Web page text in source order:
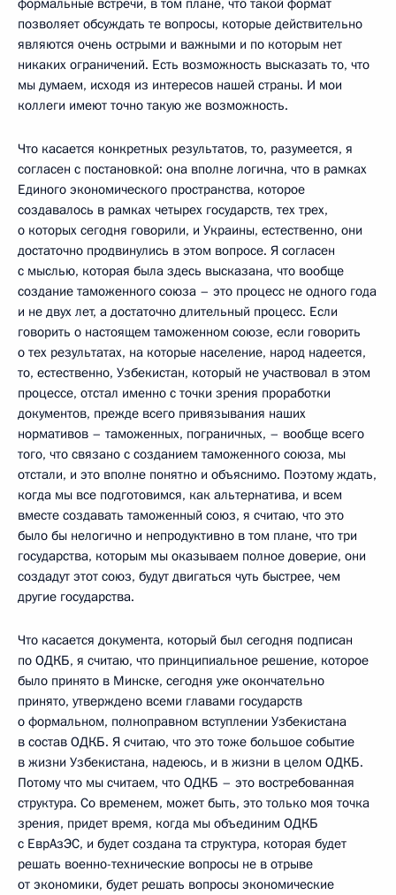
формальные встречи, в том плане, что такой формат
позволяет обсуждать те вопросы, которые действительно
являются очень острыми и важными и по которым нет
никаких ограничений. Есть возможность высказать то, что
мы думаем, исходя из интересов нашей страны. И мои
коллеги имеют точно такую же возможность.
Что касается конкретных результатов, то, разумеется, я
согласен с постановкой: она вполне логична, что в рамках
Единого экономического пространства, которое
создавалось в рамках четырех государств, тех трех,
о которых сегодня говорили, и Украины, естественно, они
достаточно продвинулись в этом вопросе. Я согласен
с мыслью, которая была здесь высказана, что вообще
создание таможенного союза – это процесс не одного года
и не двух лет, а достаточно длительный процесс. Если
говорить о настоящем таможенном союзе, если говорить
о тех результатах, на которые население, народ надеется,
то, естественно, Узбекистан, который не участвовал в этом
процессе, отстал именно с точки зрения проработки
документов, прежде всего привязывания наших
нормативов – таможенных, пограничных, – вообще всего
того, что связано с созданием таможенного союза, мы
отстали, и это вполне понятно и объяснимо. Поэтому ждать,
когда мы все подготовимся, как альтернатива, и всем
вместе создавать таможенный союз, я считаю, что это
было бы нелогично и непродуктивно в том плане, что три
государства, которым мы оказываем полное доверие, они
создадут этот союз, будут двигаться чуть быстрее, чем
другие государства.
Что касается документа, который был сегодня подписан
по ОДКБ, я считаю, что принципиальное решение, которое
было принято в Минске, сегодня уже окончательно
принято, утверждено всеми главами государств
о формальном, полноправном вступлении Узбекистана
в состав ОДКБ. Я считаю, что это тоже большое событие
в жизни Узбекистана, надеюсь, и в жизни в целом ОДКБ.
Потому что мы считаем, что ОДКБ – это востребованная
структура. Со временем, может быть, это только моя точка
зрения, придет время, когда мы объединим ОДКБ
с ЕврАзЭС, и будет создана та структура, которая будет
решать военно-технические вопросы не в отрыве
от экономики, будет решать вопросы экономические